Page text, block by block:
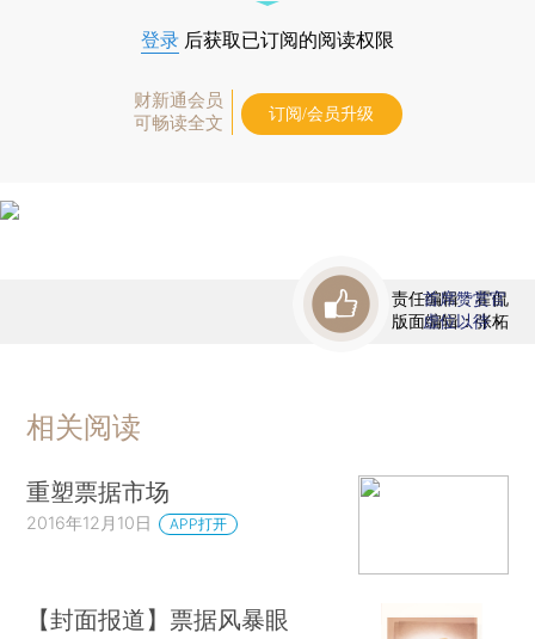
登录 后获取已订阅的阅读权限
财新通会员
可畅读全文
订阅/会员升级
责任编辑：霍侃
版面编辑：张柘
首席赞赏官
虚位以待
相关阅读
重塑票据市场
2016年12月10日 APP打开
【封面报道】票据风暴眼